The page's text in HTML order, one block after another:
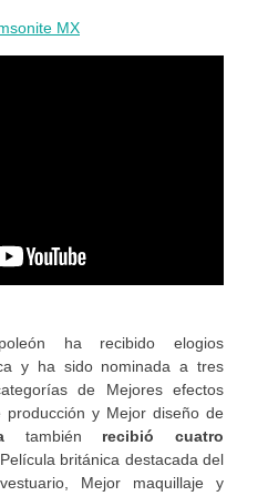
ha recibido elogios
y ha sido nominada a tres
de Mejores efectos
y Mejor diseño de
también recibió cuatro
británica destacada del
Mejor maquillaje y